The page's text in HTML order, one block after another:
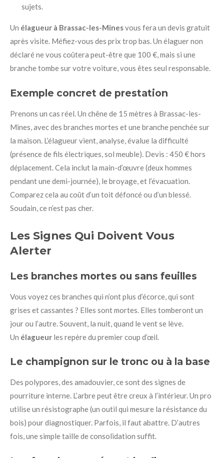
sujets.
Un élagueur à Brassac-les-Minesvous fera un devis gratuit
après visite. Méfiez-vous des prix trop bas. Un élaguer non
déclaré ne vous coûtera peut-être que 100 €, mais si une
branche tombe sur votre voiture, vous êtes seul responsable.
Exemple concret de prestation
Prenons un cas réel. Un chêne de 15 mètres à Brassac-les-
Mines, avec des branches mortes et une branche penchée sur
la maison. L’élagueur vient, analyse, évalue la difficulté
(présence de fils électriques, sol meuble). Devis : 450 € hors
déplacement. Cela inclut la main-d’œuvre (deux hommes
pendant une demi-journée), le broyage, et l’évacuation.
Comparez cela au coût d’un toit défoncé ou d’un blessé.
Soudain, ce n’est pas cher.
Les Signes Qui Doivent Vous
Alerter
Les branches mortes ou sans feuilles
Vous voyez ces branches qui n’ont plus d’écorce, qui sont
grises et cassantes ? Elles sont mortes. Elles tomberont un
jour ou l’autre. Souvent, la nuit, quand le vent se lève.
Un élagueur les repère du premier coup d’œil.
Le champignon sur le tronc ou à la base
Des polypores, des amadouvier, ce sont des signes de
pourriture interne. L’arbre peut être creux à l’intérieur. Un pro
utilise un résistographe (un outil qui mesure la résistance du
bois) pour diagnostiquer. Parfois, il faut abattre. D’autres
fois, une simple taille de consolidation suffit.